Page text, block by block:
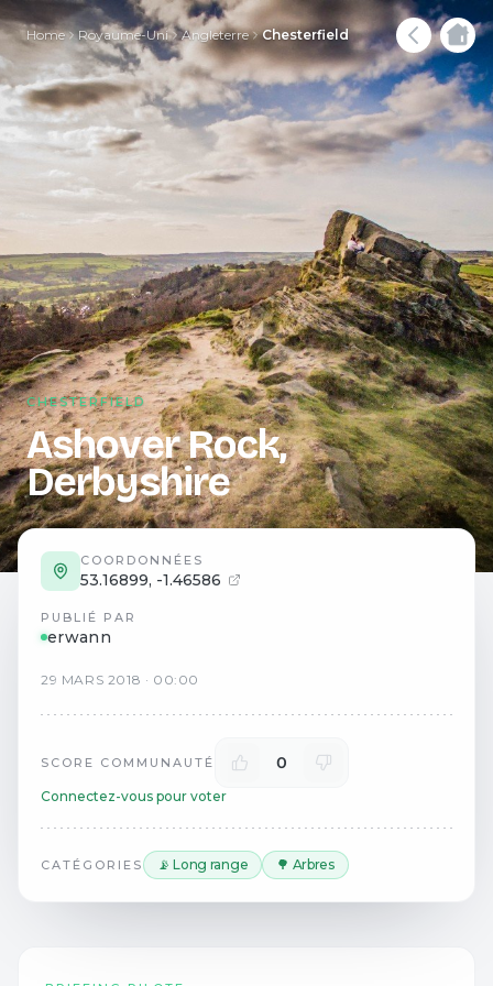
Home Royaume-Uni Angleterre Chesterfield
CHESTERFIELD
Ashover Rock,
Derbyshire
COORDONNÉES
53.16899, -1.46586
PUBLIÉ PAR
erwann
29 MARS 2018 · 00:00
SCORE COMMUNAUTÉ 0
Connectez-vous pour voter
CATÉGORIES 📡 Long range 🌳 Arbres